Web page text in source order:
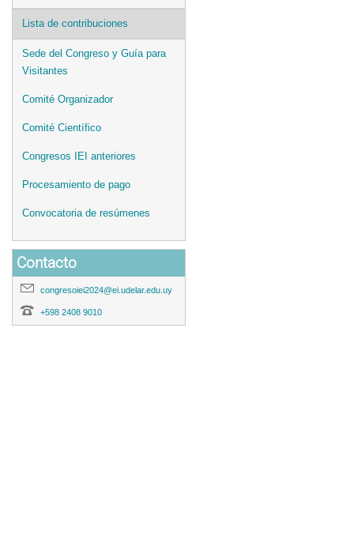
Lista de contribuciones
Sede del Congreso y Guía para
Visitantes
Comité Organizador
Comité Científico
Congresos IEI anteriores
Procesamiento de pago
Convocatoria de resúmenes
Contacto
congresoiei2024@ei.udelar.edu.uy
+598 2408 9010